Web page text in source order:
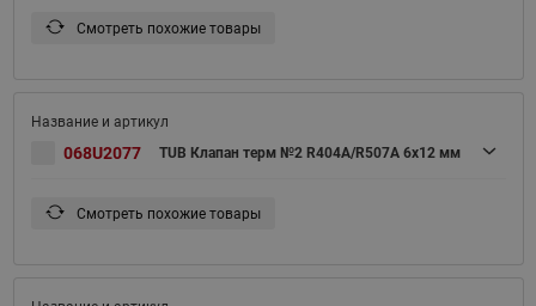
Смотреть похожие товары
068U2077 TUB Клапан терм №2 R404A/R507A 6x12 мм
Смотреть похожие товары